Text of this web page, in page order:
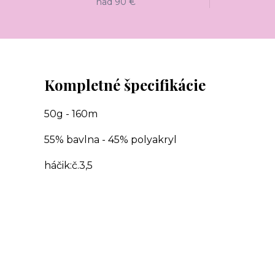
Kompletné špecifikácie
50g - 160m
55% bavlna - 45% polyakryl
háčik:č.3,5